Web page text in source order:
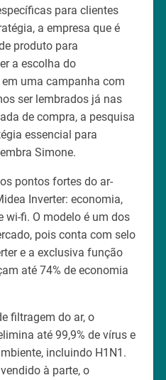
para clientes
a empresa que é
produto para
a escolha do
uma campanha com
ser lembrados já nas
de compra, a pesquisa
essencial para
Simone.
pontos fortes do ar-
Inverter: economia,
wi-fi. O modelo é um dos
pois conta com selo
e a exclusiva função
até 74% de economia
filtragem do ar, o
até 99,9% de vírus e
incluindo H1N1.
à parte, o